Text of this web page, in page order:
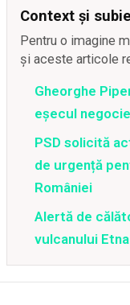
Context și
Pentru o imagine
și aceste articole
Gheorghe
eșecul
PSD solicită
de urgență
României
Alertă de
vulcanului Etna